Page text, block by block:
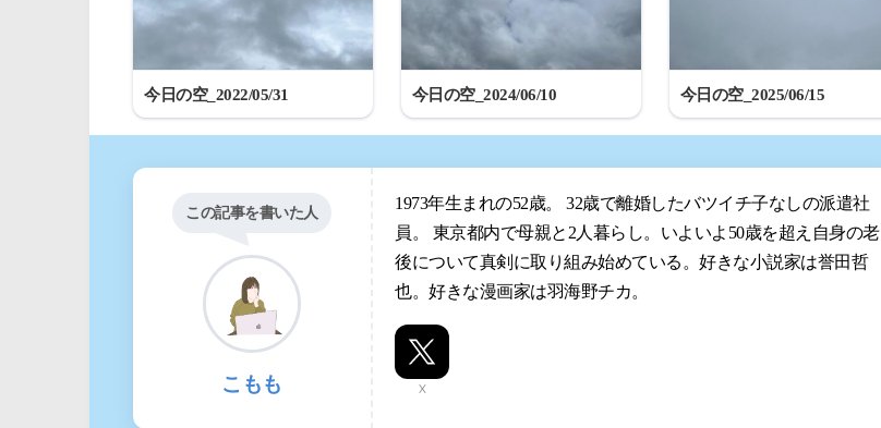
今日の空_2022/05/31 今日の空_2024/06/10 今日の空_2025/06/15
この記事を書いた人
こもも
1973年生まれの52歳。 32歳で離婚したバツイチ子なしの派遣社
員。 東京都内で母親と2人暮らし。いよいよ50歳を超え自身の老
後について真剣に取り組み始めている。好きな小説家は誉田哲
也。好きな漫画家は羽海野チカ。
X